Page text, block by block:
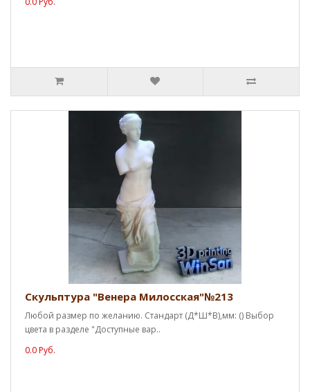
Скульптура "Венера Милосская"№213
Любой размер по желанию. Стандарт (Д*Ш*В),мм: () Выбор
цвета в разделе "Доступные вар..
0.0 Руб.